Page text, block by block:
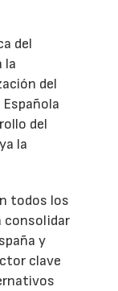
del
la
del
del
la
todos los
consolidar
y
clave